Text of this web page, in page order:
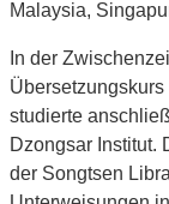
Malaysia,
In der
studierte
Dzongsar Institut.
der Songtsen